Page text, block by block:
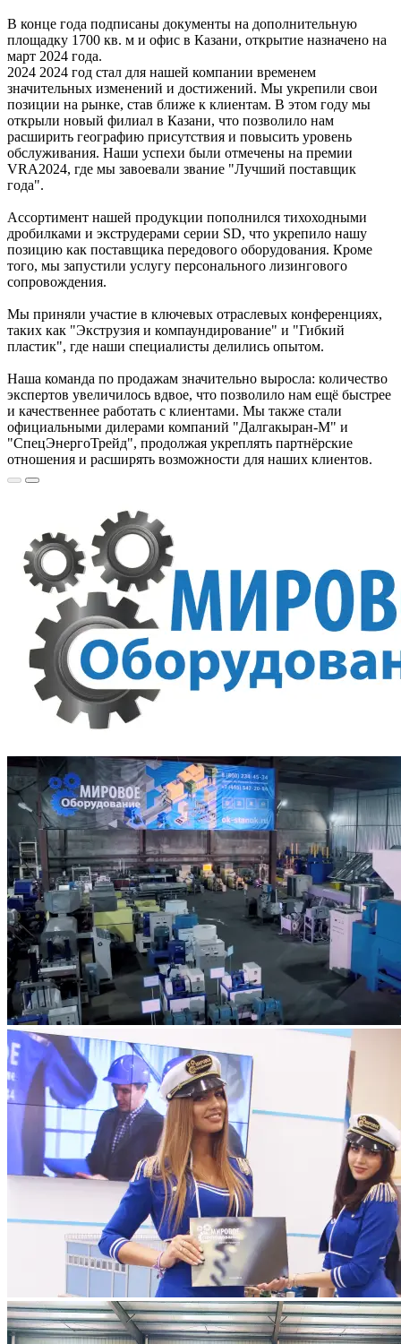
В конце года подписаны документы на дополнительную
площадку 1700 кв. м и офис в Казани, открытие назначено на
март 2024 года.
2024 2024 год стал для нашей компании временем
значительных изменений и достижений. Мы укрепили свои
позиции на рынке, став ближе к клиентам. В этом году мы
открыли новый филиал в Казани, что позволило нам
расширить географию присутствия и повысить уровень
обслуживания. Наши успехи были отмечены на премии
VRA2024, где мы завоевали звание "Лучший поставщик
года".
Ассортимент нашей продукции пополнился тихоходными
дробилками и экструдерами серии SD, что укрепило нашу
позицию как поставщика передового оборудования. Кроме
того, мы запустили услугу персонального лизингового
сопровождения.
Мы приняли участие в ключевых отраслевых конференциях,
таких как "Экструзия и компаундирование" и "Гибкий
пластик", где наши специалисты делились опытом.
Наша команда по продажам значительно выросла: количество
экспертов увеличилось вдвое, что позволило нам ещё быстрее
и качественнее работать с клиентами. Мы также стали
официальными дилерами компаний "Далгакыран-М" и
"СпецЭнергоТрейд", продолжая укреплять партнёрские
отношения и расширять возможности для наших клиентов.